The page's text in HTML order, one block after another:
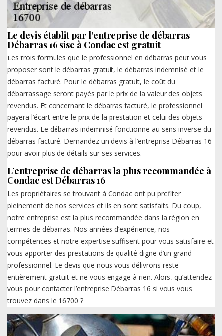
Le devis établit par l’entreprise de débarras
Débarras 16 sise à Condac est gratuit
Les trois formules que le professionnel en débarras peut vous
proposer sont le débarras gratuit, le débarras indemnisé et le
débarras facturé. Pour le débarras gratuit, le coût du
débarrassage seront payés par le prix de la valeur des objets
revendus. Et concernant le débarras facturé, le professionnel
payera l’écart entre le prix de la prestation et celui des objets
revendus. Le débarras indemnisé fonctionne au sens inverse du
débarras facturé. Demandez un devis à l’entreprise Débarras 16
pour avoir plus de détails sur ses services.
L’entreprise de débarras la plus recommandée à
Condac est Débarras 16
Les propriétaires se trouvant à Condac ont pu profiter
pleinement de nos services et ils en sont satisfaits. Du coup,
notre entreprise est la plus recommandée dans la région en
termes de débarras. Nos années d’expérience, nos
compétences et notre expertise suffisent pour vous satisfaire et
vous apporter des prestations de qualité digne d’un grand
professionnel. Le devis que nous vous délivrons reste
entièrement gratuit et ne vous engage à rien. Alors, qu’attendez-
vous pour contacter l’entreprise Débarras 16 si vous vous
trouvez dans le 16700 ?